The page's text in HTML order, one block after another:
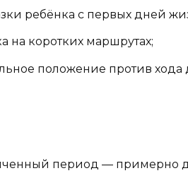
ребёнка с первых дней
на коротких маршрутах;
положение против
период — примерно